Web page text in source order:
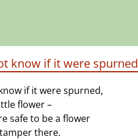
know if it were spurned
if it were spurned,
flower –
safe to be a flower
there.